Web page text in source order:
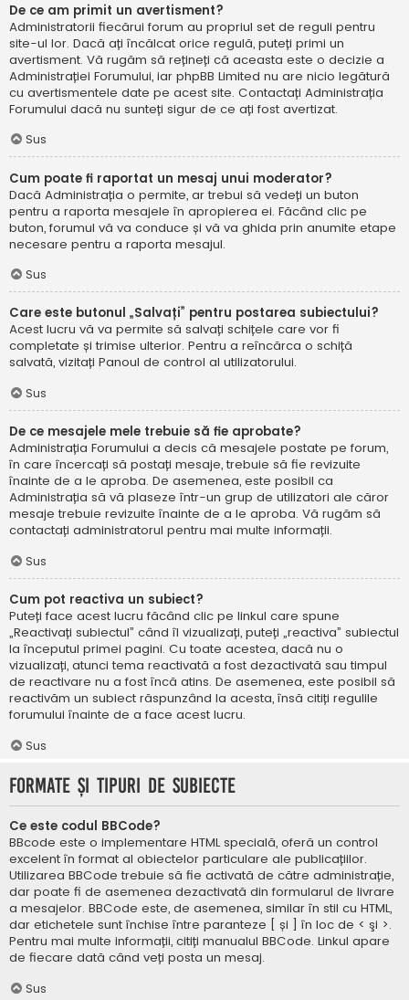
De ce am primit un avertisment?
Administratorii fiecărui forum au propriul set de reguli pentru
site-ul lor. Dacă ați încălcat orice regulă, puteți primi un
avertisment. Vă rugăm să rețineți că aceasta este o decizie a
Administrației Forumului, iar phpBB Limited nu are nicio legătură
cu avertismentele date pe acest site. Contactați Administrația
Forumului dacă nu sunteți sigur de ce ați fost avertizat.
Sus
Cum poate fi raportat un mesaj unui moderator?
Dacă Administrația o permite, ar trebui să vedeți un buton
pentru a raporta mesajele în apropierea ei. Făcând clic pe
buton, forumul vă va conduce și vă va ghida prin anumite etape
necesare pentru a raporta mesajul.
Sus
Care este butonul „Salvați” pentru postarea subiectului?
Acest lucru vă va permite să salvați schițele care vor fi
completate și trimise ulterior. Pentru a reîncărca o schiță
salvată, vizitați Panoul de control al utilizatorului.
Sus
De ce mesajele mele trebuie să fie aprobate?
Administrația Forumului a decis că mesajele postate pe forum,
în care încercați să postați mesaje, trebuie să fie revizuite
înainte de a le aproba. De asemenea, este posibil ca
Administrația să vă plaseze într-un grup de utilizatori ale căror
mesaje trebuie revizuite înainte de a le aproba. Vă rugăm să
contactați administratorul pentru mai multe informații.
Sus
Cum pot reactiva un subiect?
Puteți face acest lucru făcând clic pe linkul care spune
„Reactivați subiectul” când îl vizualizați, puteți „reactiva” subiectul
la începutul primei pagini. Cu toate acestea, dacă nu o
vizualizați, atunci tema reactivată a fost dezactivată sau timpul
de reactivare nu a fost încă atins. De asemenea, este posibil să
reactivăm un subiect răspunzând la acesta, însă citiți regulile
forumului înainte de a face acest lucru.
Sus
Formate și tipuri de subiecte
Ce este codul BBCode?
BBcode este o implementare HTML specială, oferă un control
excelent în format al obiectelor particulare ale publicațiilor.
Utilizarea BBCode trebuie să fie activată de către administrație,
dar poate fi de asemenea dezactivată din formularul de livrare
a mesajelor. BBCode este, de asemenea, similar în stil cu HTML,
dar etichetele sunt închise între paranteze [ și ] în loc de < şi >.
Pentru mai multe informații, citiți manualul BBCode. Linkul apare
de fiecare dată când veți posta un mesaj.
Sus